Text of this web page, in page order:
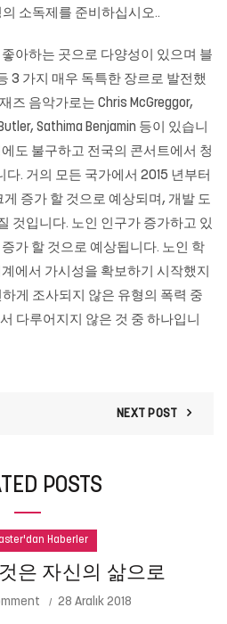
소독제를 준비하십시오..
아하는 곳으로 다양성이 있으며 블
3 가지 매우 독특한 장르로 발전했
즈 음악가로는 Chris McGreggor,
Sathima Benjamin 등이 있습니
도 불구하고 전국의 콘서트에서 청
다. 거의 모든 국가에서 2015 년부터
증가 할 것으로 예상되며, 개발 도
것입니다. 노인 인구가 증가하고 있
가 할 것으로 예상됩니다. 노인 학
에서 가시성을 확보하기 시작했지
게 조사되지 않은 유형의 폭력 중
다루어지지 않은 것 중 하나입니
NEXT POST
POSTS
Haberler
은 자신의 삶으로
28 Aralık 2018